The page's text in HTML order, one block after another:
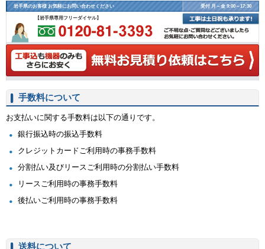
岩手県のお客様 お気軽にお問い合わせください 受付 月～金 9:00～17:30
【岩手県専用フリーダイヤル】
手数料について
お支払いに関する手数料は以下の通りです。
銀行振込時の振込手数料
クレジットカードご利用時の事務手数料
分割払い及びリースご利用時の分割払い手数料
リースご利用時の事務手数料
後払いご利用時の事務手数料
送料について